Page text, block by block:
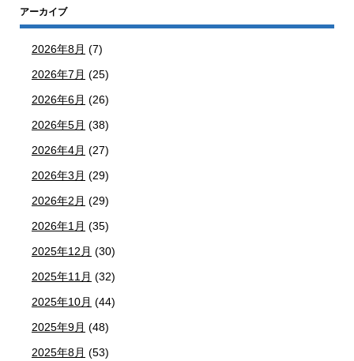
アーカイブ
2026年8月 (7)
2026年7月 (25)
2026年6月 (26)
2026年5月 (38)
2026年4月 (27)
2026年3月 (29)
2026年2月 (29)
2026年1月 (35)
2025年12月 (30)
2025年11月 (32)
2025年10月 (44)
2025年9月 (48)
2025年8月 (53)